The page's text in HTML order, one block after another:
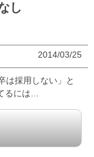
し
2014/03/25
は採用しない」と
るには…